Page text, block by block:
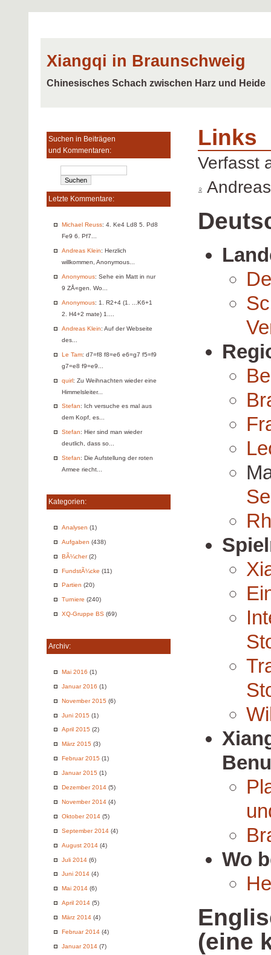
Xiangqi in Braunschweig
Chinesisches Schach zwischen Harz und Heide
Suchen in Beiträgen
und Kommentaren:
Letzte Kommentare:
Michael Reuss: 4. Ke4 Ld8 5. Pd8
Fe9 6. Pf7...
Andreas Klein: Herzlich
willkommen, Anonymous...
Anonymous: Sehe ein Matt in nur
9 ZÅ«gen. Wo...
Anonymous: 1. R2+4 (1. ...K6+1
2. H4+2 mate) 1....
Andreas Klein: Auf der Webseite
des...
Le Tam: d7=f8 f8=e6 e6=g7 f5=f9
g7=e8 f9=e9...
quirl: Zu Weihnachten wieder eine
Himmelsleiter...
Stefan: Ich versuche es mal aus
dem Kopf, es...
Stefan: Hier sind man wieder
deutlich, dass so...
Stefan: Die Aufstellung der roten
Armee riecht...
Kategorien:
Analysen (1)
Aufgaben (438)
BÃ¼cher(2)
FundstÃ¼cke (11)
Partien (20)
Turniere (240)
XQ-Gruppe BS (69)
Archiv:
Mai 2016 (1)
Januar 2016 (1)
November 2015 (6)
Juni 2015 (1)
April 2015 (2)
März 2015 (3)
Februar 2015 (1)
Januar 2015 (1)
Dezember 2014 (5)
November 2014 (4)
Oktober 2014 (5)
September 2014 (4)
August 2014 (4)
Juli 2014 (6)
Juni 2014 (4)
Mai 2014 (6)
April 2014 (5)
März 2014 (4)
Februar 2014 (4)
Januar 2014 (7)
Links
Verfasst
Wo
(eine